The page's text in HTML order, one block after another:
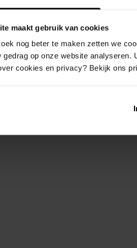
maakt gebruik van cookies
nog beter te maken zetten we
gedrag op onze website
cookies en privacy? Bekijk ons